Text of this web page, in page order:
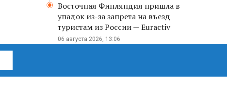
Восточная Финляндия пришла в
упадок из-за запрета на въезд
туристам из России — Euractiv
06 августа 2026, 13:06